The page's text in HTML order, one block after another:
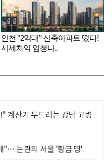
계산기 두드리는 강남 고령
"… 논란의 서울 '황금 땅'